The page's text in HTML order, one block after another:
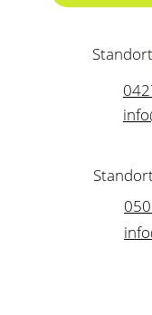
Standort
Standort